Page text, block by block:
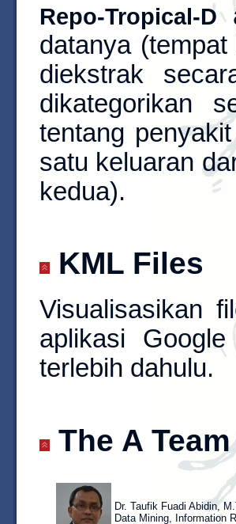
Repo-Tropical-D
datanya
diekstrak
dikategorikan
tentang
satu keluaran
kedua).
KML Files
Visualisasikan
aplikasi
terlebih dahulu.
The A Team
Dr. Taufik Fuadi Abidin,
Data Mining, Information